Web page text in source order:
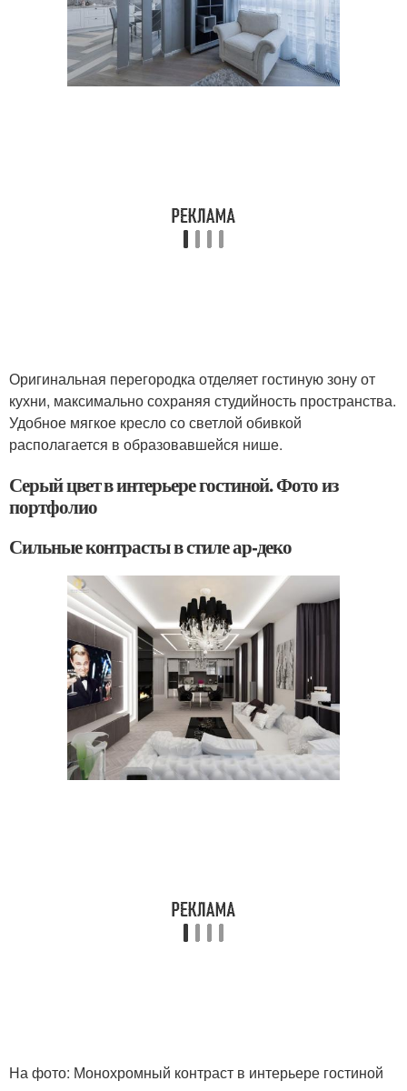
Оригинальная перегородка отделяет гостиную зону от
кухни, максимально сохраняя студийность пространства.
Удобное мягкое кресло со светлой обивкой
располагается в образовавшейся нише.
Серый цвет в интерьере гостиной. Фото из
портфолио
Сильные контрасты в стиле ар-деко
На фото: Монохромный контраст в интерьере гостиной